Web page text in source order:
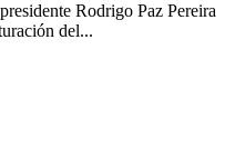
Rodrigo Paz Pereira
del...